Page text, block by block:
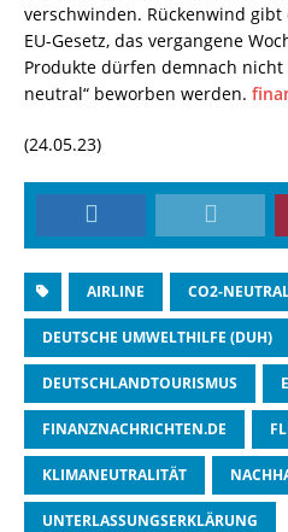
verschwinden. Rückenwind gibt
EU-Gesetz, das vergangene
Produkte dürfen demnach
neu­tral“ beworben werden.
(24.05.23)
AIRLINE CO2-
DEUTSCHE UMWELTHILFE (DUH)
DEUTSCHLANDTOURISMUS
FINANZNACHRICHTEN.DE
KLIMANEUTRALITÄT
UNTERLASSUNGSERKLÄRUNG